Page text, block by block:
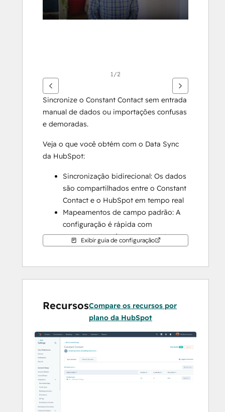
1/2
Sincronize o Constant Contact sem entrada
manual de dados ou importações confusas
e demoradas.
Veja o que você obtém com o Data Sync
da HubSpot:
Sincronização bidirecional: Os dados
são compartilhados entre o Constant
Contact e o HubSpot em tempo real
Mapeamentos de campo padrão: A
configuração é rápida com
mapeamentos de campo prontos
para uso já criados para você
medida que ocorrerem
serão sincronizados com a lista geral de
contatos.
Exibir guia de configuração
RecursosCompare os recursos por
plano da HubSpot